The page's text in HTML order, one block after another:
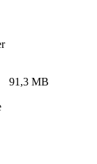
91,3 MB